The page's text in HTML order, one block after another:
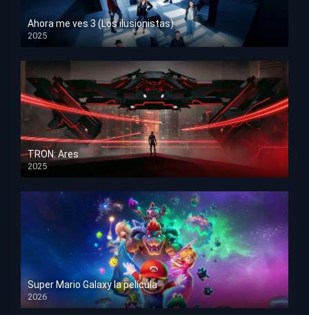
Ahora me ves 3 (Los ilusionistas)
2025
HD 1080p
TRON: Ares
2025
HD 1080p
Super Mario Galaxy la película
2026
HD 1080p